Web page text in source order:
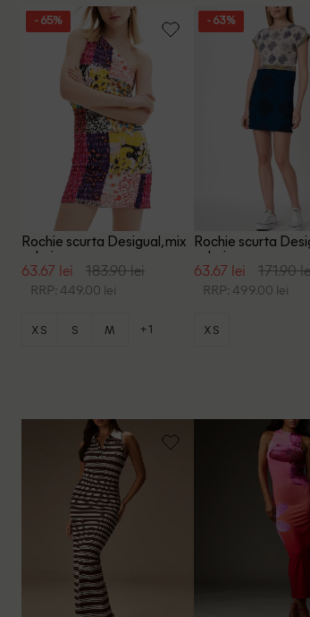
- 65%
Rochie scurta Desigual, mix
culori
63.67 lei 183.90 lei
RRP: 449.00 lei
XS S M +1
- 63%
Rochie scurta
culori
63.67 lei 171.90
RRP: 499.00 lei
XS